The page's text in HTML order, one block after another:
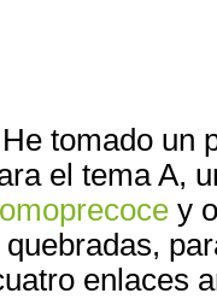
tomado un
el tema A,
y
enlaces